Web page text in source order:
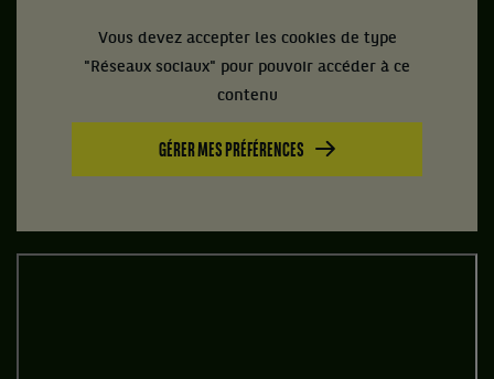
Vous devez accepter les cookies de type
"Réseaux sociaux" pour pouvoir accéder à ce
contenu
GÉRER MES PRÉFÉRENCES